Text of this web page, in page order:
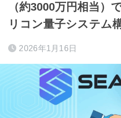
（約3000万円相当）
リコン量子システム
2026年1月16日